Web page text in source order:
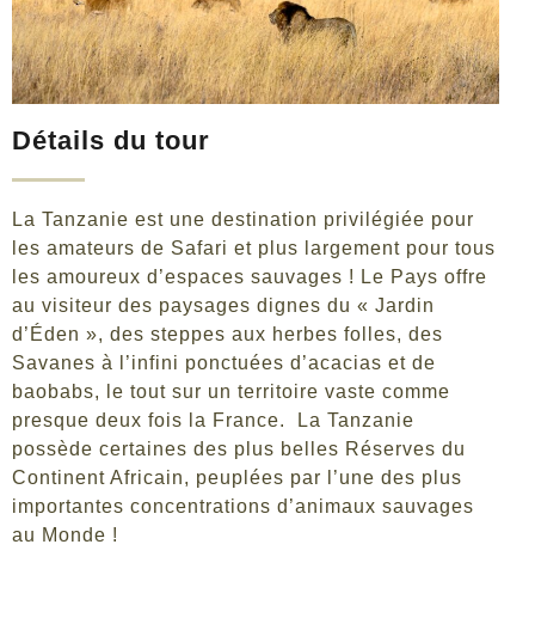
Détails du tour
La Tanzanie est une destination privilégiée pour
les amateurs de Safari et plus largement pour tous
les amoureux d’espaces sauvages ! Le Pays offre
au visiteur des paysages dignes du « Jardin
d’Éden », des steppes aux herbes folles, des
Savanes à l’infini ponctuées d’acacias et de
baobabs, le tout sur un territoire vaste comme
presque deux fois la France. La Tanzanie
possède certaines des plus belles Réserves du
Continent Africain, peuplées par l’une des plus
importantes concentrations d’animaux sauvages
au Monde !